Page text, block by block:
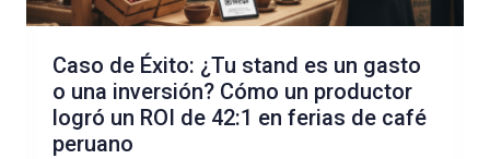
Caso de Éxito: ¿Tu stand es un gasto
o una inversión? Cómo un productor
logró un ROI de 42:1 en ferias de café
peruano